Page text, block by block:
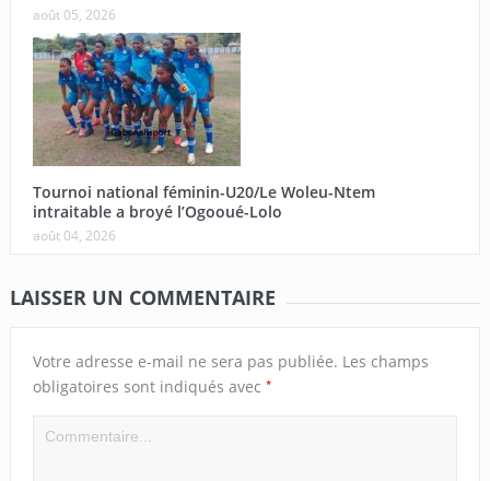
août 05, 2026
Tournoi national féminin-U20/Le Woleu-Ntem
intraitable a broyé l’Ogooué-Lolo
août 04, 2026
LAISSER UN COMMENTAIRE
Votre adresse e-mail ne sera pas publiée. Les champs
obligatoires sont indiqués avec *